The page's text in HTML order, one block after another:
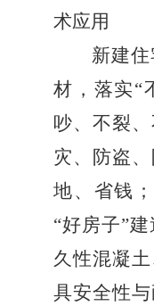
术应用
新建
材，落实“
吵、不裂
灾、防盗
地、省钱
“好房子”建
久性混凝
具安全性与